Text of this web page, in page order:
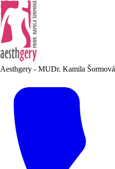
Aesthgery - MUDr. Kamila Šormová